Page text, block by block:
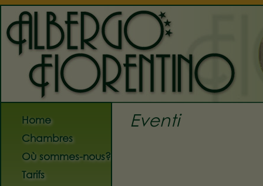
Albergo Fiorentino
Home
Chambres
Où sommes-nous?
Tarifs
Eventi